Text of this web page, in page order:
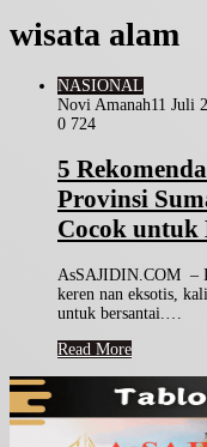
wisata alam
NASIONAL
Novi Amanah11 Juli
0 724
5
Provinsi
Cocok
AsSAJIDIN.COM –
keren nan eksotis,
untuk bersantai.…
Read More